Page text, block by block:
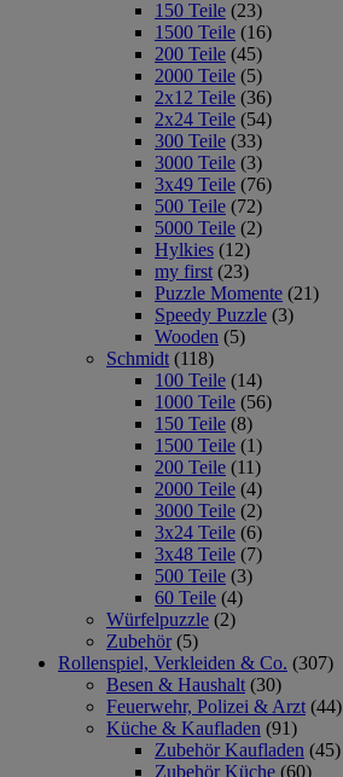
150 Teile (23)
1500 Teile (16)
200 Teile (45)
2000 Teile (5)
2x12 Teile (36)
2x24 Teile (54)
300 Teile (33)
3000 Teile (3)
3x49 Teile (76)
500 Teile (72)
5000 Teile (2)
Hylkies (12)
my first (23)
Puzzle Momente (21)
Speedy Puzzle (3)
Wooden (5)
Schmidt (118)
100 Teile (14)
1000 Teile (56)
150 Teile (8)
1500 Teile (1)
200 Teile (11)
2000 Teile (4)
3000 Teile (2)
3x24 Teile (6)
3x48 Teile (7)
500 Teile (3)
60 Teile (4)
Würfelpuzzle (2)
Zubehör (5)
Rollenspiel, Verkleiden & Co. (307)
Besen & Haushalt (30)
Feuerwehr, Polizei & Arzt (44)
Küche & Kaufladen (91)
Zubehör Kaufladen (45)
Zubehör Küche (60)